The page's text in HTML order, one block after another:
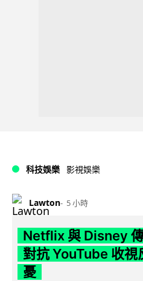
科技娛樂 影視娛樂
Lawton 5 小時
Netflix 與 Disney
對抗 YouTube 收視
憂